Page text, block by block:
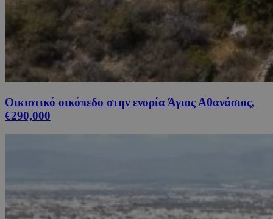
Οικιστικό οικόπεδο στην ενορία Άγιος Αθανάσιος,
€290,000